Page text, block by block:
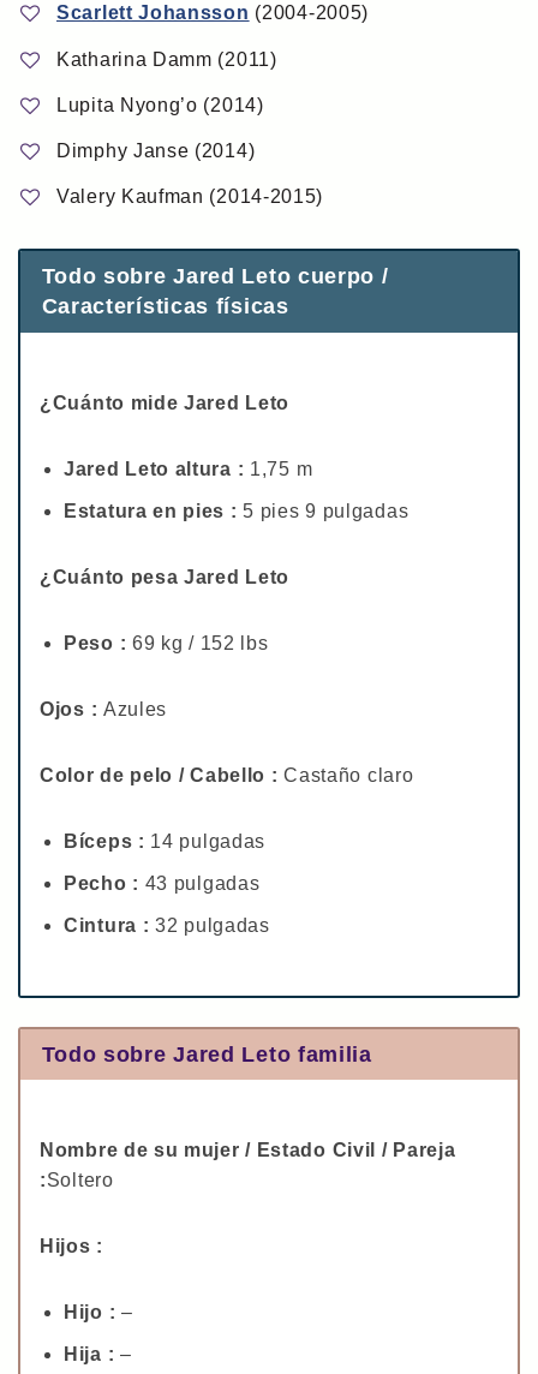
Scarlett Johansson (2004-2005)
Katharina Damm (2011)
Lupita Nyong’o (2014)
Dimphy Janse (2014)
Valery Kaufman (2014-2015)
Todo sobre Jared Leto cuerpo /
Características físicas
¿Cuánto mide Jared Leto
Jared Leto altura : 1,75 m
Estatura en pies : 5 pies 9 pulgadas
¿Cuánto pesa Jared Leto
Peso : 69 kg / 152 lbs
Ojos : Azules
Color de pelo / Cabello :Castaño claro
Bíceps : 14 pulgadas
Pecho : 43 pulgadas
Cintura : 32 pulgadas
Todo sobre Jared Leto familia
Nombre de su mujer / Estado Civil / Pareja
:Soltero
Hijos :
Hijo : –
Hija : –